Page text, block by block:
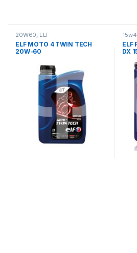
20W60, ELF
ELF MOTO 4 TWIN TECH
20W-60
ELF
DX